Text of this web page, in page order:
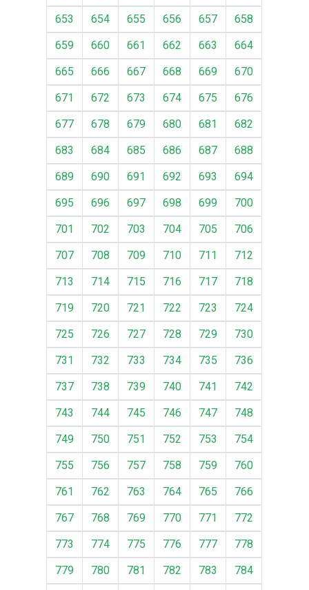
653
654 655 656 657
658
659
660 661 662 663
664
665
666 667 668 669
670
671
672 673 674 675
676
677
678 679 680 681
682
683
684 685 686 687
688
689
690 691 692 693
694
695
696 697 698 699
700
701
702 703 704 705
706
707
708 709 710 711
712
713
714 715 716 717
718
719
720 721 722 723
724
725
726 727 728 729
730
731
732 733 734 735
736
737
738 739 740 741
742
743
744 745 746 747
748
749
750 751 752 753
754
755
756 757 758 759
760
761
762 763 764 765
766
767
768 769 770 771
772
773
774 775 776 777
778
779
780 781 782 783 784